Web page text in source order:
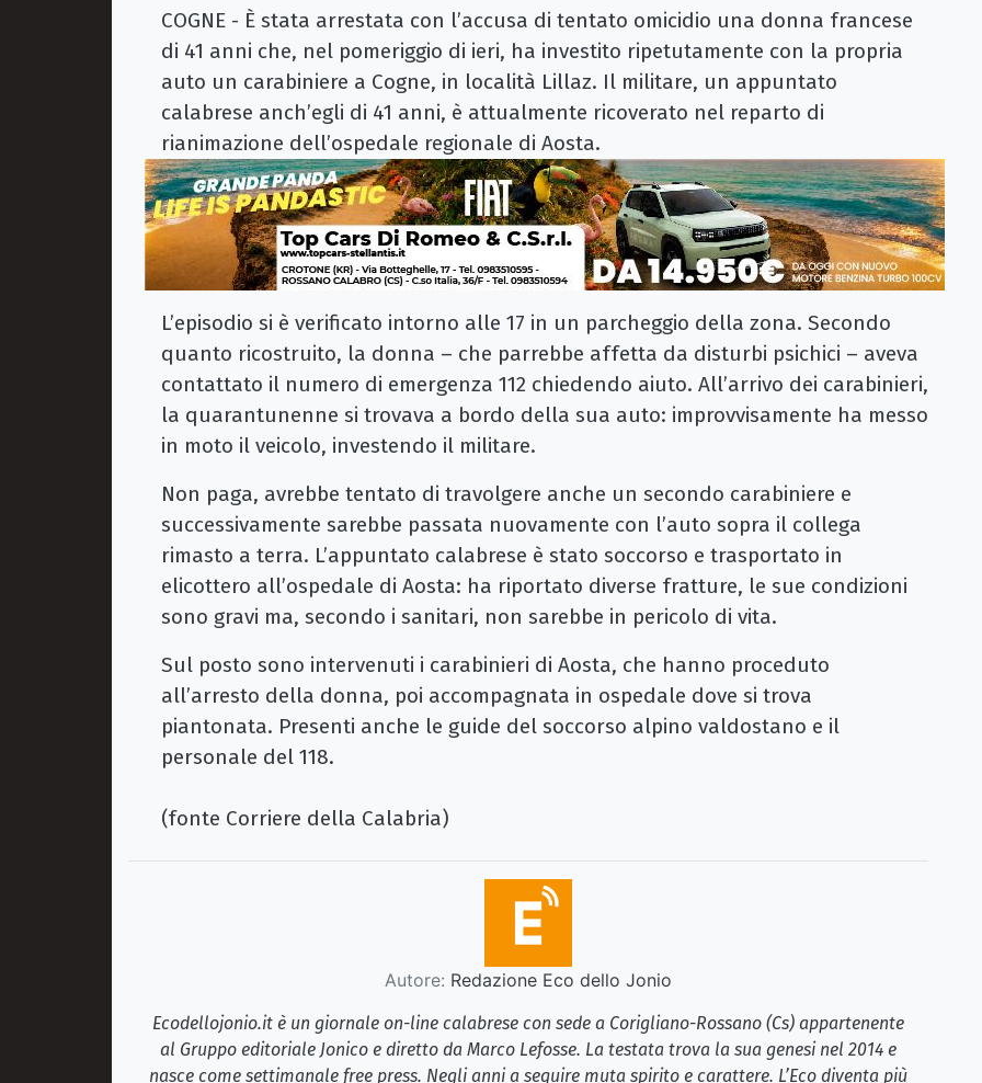
COGNE - È stata arrestata con l’accusa di tentato omicidio una donna francese
di 41 anni che, nel pomeriggio di ieri, ha investito ripetutamente con la propria
auto un carabiniere a Cogne, in località Lillaz. Il militare, un appuntato
calabrese anch’egli di 41 anni, è attualmente ricoverato nel reparto di
rianimazione dell’ospedale regionale di Aosta.
L’episodio si è verificato intorno alle 17 in un parcheggio della zona. Secondo
quanto ricostruito, la donna – che parrebbe affetta da disturbi psichici – aveva
contattato il numero di emergenza 112 chiedendo aiuto. All’arrivo dei carabinieri,
la quarantunenne si trovava a bordo della sua auto: improvvisamente ha messo
in moto il veicolo, investendo il militare.
Non paga, avrebbe tentato di travolgere anche un secondo carabiniere e
successivamente sarebbe passata nuovamente con l’auto sopra il collega
rimasto a terra. L’appuntato calabrese è stato soccorso e trasportato in
elicottero all’ospedale di Aosta: ha riportato diverse fratture, le sue condizioni
sono gravi ma, secondo i sanitari, non sarebbe in pericolo di vita.
Sul posto sono intervenuti i carabinieri di Aosta, che hanno proceduto
all’arresto della donna, poi accompagnata in ospedale dove si trova
piantonata. Presenti anche le guide del soccorso alpino valdostano e il
personale del 118.
(fonte Corriere della Calabria)
Autore: Redazione Eco dello Jonio
Ecodellojonio.it è un giornale on-line calabrese con sede a Corigliano-Rossano (Cs) appartenente
al Gruppo editoriale Jonico e diretto da Marco Lefosse. La testata trova la sua genesi nel 2014 e
nasce come settimanale free press. Negli anni a seguire muta spirito e carattere. L’Eco diventa più